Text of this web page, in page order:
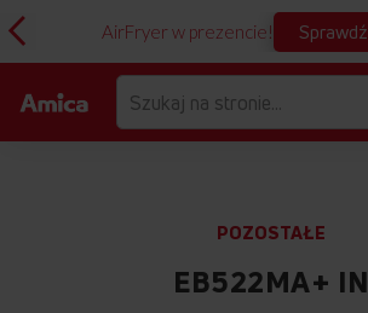
AirFryer w prezencie! Sprawdź
POZOSTAŁE
EB522MA+ IN